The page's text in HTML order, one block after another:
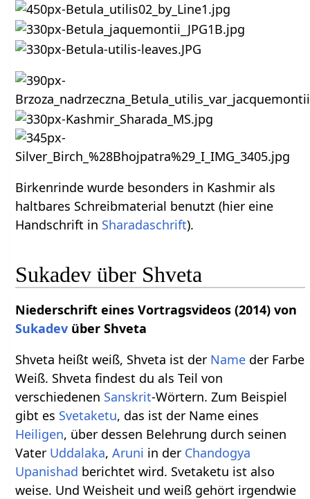
Birkenrinde wurde besonders in Kashmir als
haltbares Schreibmaterial benutzt (hier eine
Handschrift in Sharadaschrift).
Sukadev über Shveta
Niederschrift eines Vortragsvideos (2014) von
Sukadev über Shveta
Shveta heißt weiß, Shveta ist der Name der Farbe
Weiß. Shveta findest du als Teil von
verschiedenen Sanskrit-Wörtern. Zum Beispiel
gibt es Svetaketu, das ist der Name eines
Heiligen, über dessen Belehrung durch seinen
Vater Uddalaka,Aruni in der Chandogya
Upanishad berichtet wird. Svetaketu ist also
weise. Und Weisheit und weiß gehört irgendwie